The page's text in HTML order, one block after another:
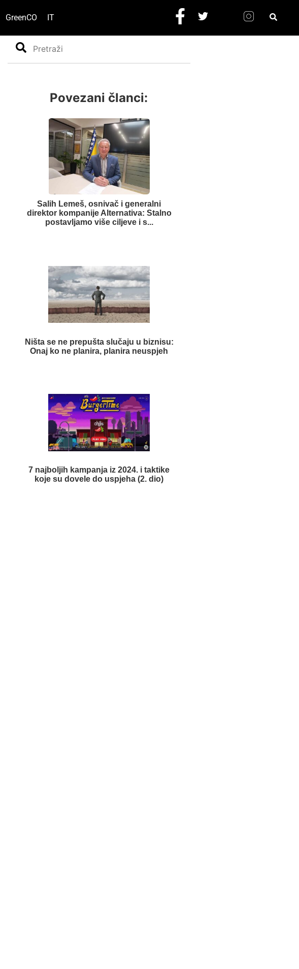
GreenCO IT
Search
Povezani članci:
Salih Lemeš, osnivač i generalni
direktor kompanije Alternativa: Stalno
postavljamo više ciljeve i s...
Ništa se ne prepušta slučaju u biznisu:
Onaj ko ne planira, planira neuspjeh
7 najboljih kampanja iz 2024. i taktike
koje su dovele do uspjeha (2. dio)